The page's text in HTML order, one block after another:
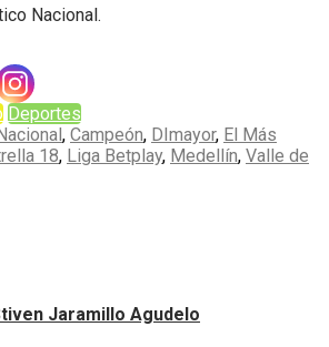
Nacional.
Deportes
, Campeón, DImayor, El Más
18, Liga Betplay, Medellín, Valle de
Jaramillo Agudelo